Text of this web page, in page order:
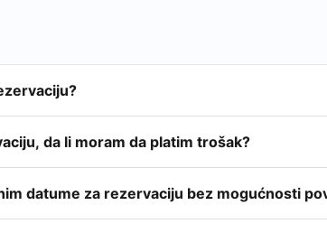
da li moram da platim trošak?
datume za rezervaciju bez mogućnosti